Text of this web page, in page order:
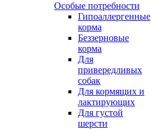
Особые потребности
Гипоаллергенные
корма
Беззерновые
корма
Для
привередливых
собак
Для кормящих и
лактирующих
Для густой
шерсти